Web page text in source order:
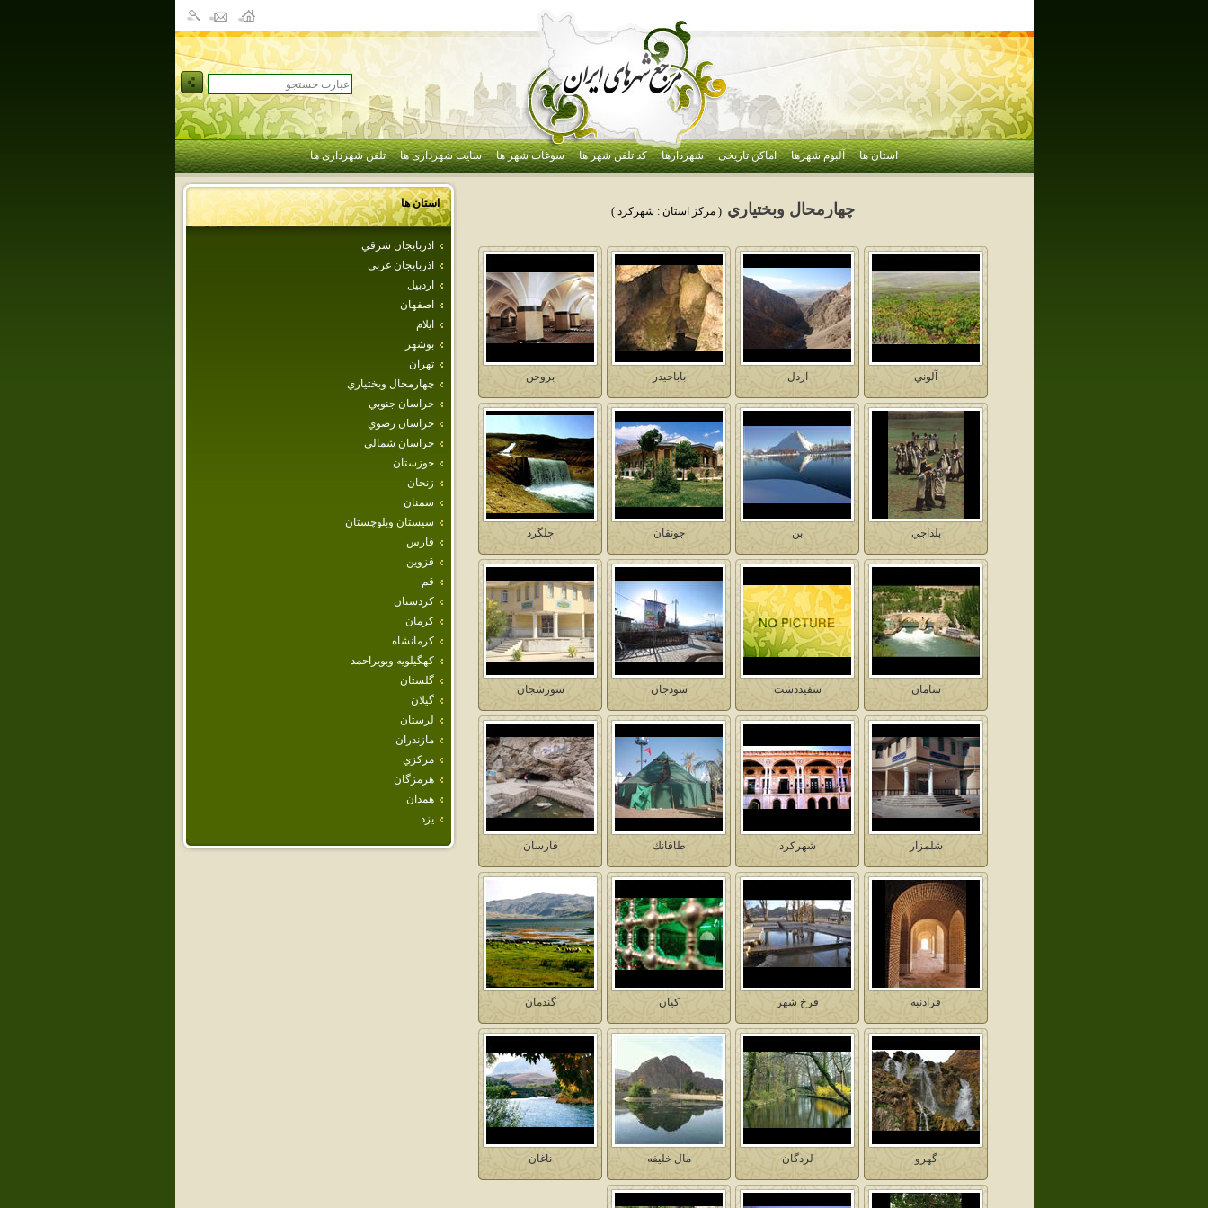
استان ها آلبوم شهرها اماکن تاریخی شهردارها کد تلفن شهر ها سوغات شهر ها سایت شهرداری ها تلفن شهرداری ها
استان ها
اذربايجان شرقي
اذربايجان غربي
اردبيل
اصفهان
ايلام
بوشهر
تهران
چهارمحال وبختياري
خراسان جنوبي
خراسان رضوي
خراسان شمالي
خوزستان
زنجان
سمنان
سيستان وبلوچستان
فارس
قزوين
قم
كردستان
كرمان
كرمانشاه
كهگيلويه وبويراحمد
گلستان
گيلان
لرستان
مازندران
مركزي
هرمزگان
همدان
يزد
چهارمحال وبختياري ( مرکز استان : شهركرد )
آلوني اردل باباحيدر بروجن
بلداجي بن جونقان چلگرد
سامان سفيددشت سودجان سورشجان
شلمزار شهركرد طاقانك فارسان
فرادنبه فرخ شهر كيان گندمان
گهرو لردگان مال خليفه ناغان